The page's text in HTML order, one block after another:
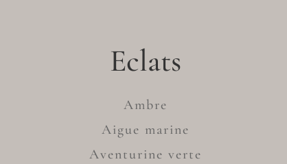
Eclats
Ambre
Aigue marine
Aventurine verte